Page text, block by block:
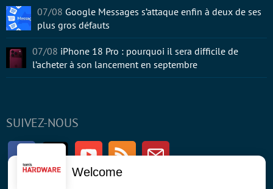
SUIVEZ-NOUS
FacebookTwitter Youtube RSS Newsletter
07/08 Google Messages s’attaque enfin à deux de ses
plus gros défauts
07/08 iPhone 18 Pro : pourquoi il sera difficile de
l’acheter à son lancement en septembre
Welcome